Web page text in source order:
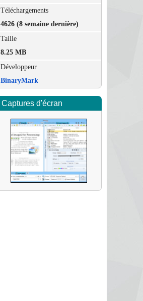
Téléchargements
4626 (8 semaine dernière)
Taille
8.25 MB
Développeur
BinaryMark
Captures d'écran